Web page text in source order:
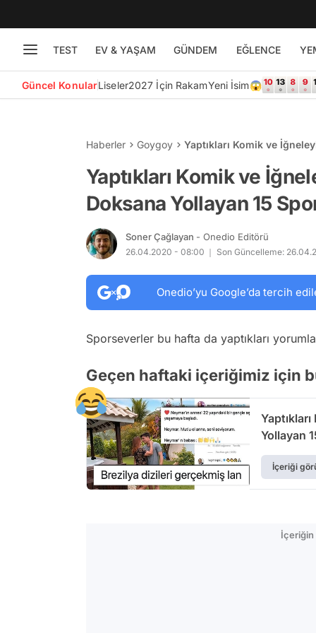
TEST EV & YAŞAM GÜNDEM EĞLENCE
Güncel KonularLiseler2027 İçin RakamYeni İsim😱
Haberler Goygoy Yaptıkları Komik ve
Yaptıkları Komik ve
Doksana Yollayan 15
Soner Çağlayan - Onedio Editörü
26.04.2020 - 08:00 Son Güncelleme:
Onedio’yu Google’da tercih
Sporseverler bu hafta da yaptıkları
Geçen haftaki içeriğimiz için
Yollayan
İçeriği
İçeriğin